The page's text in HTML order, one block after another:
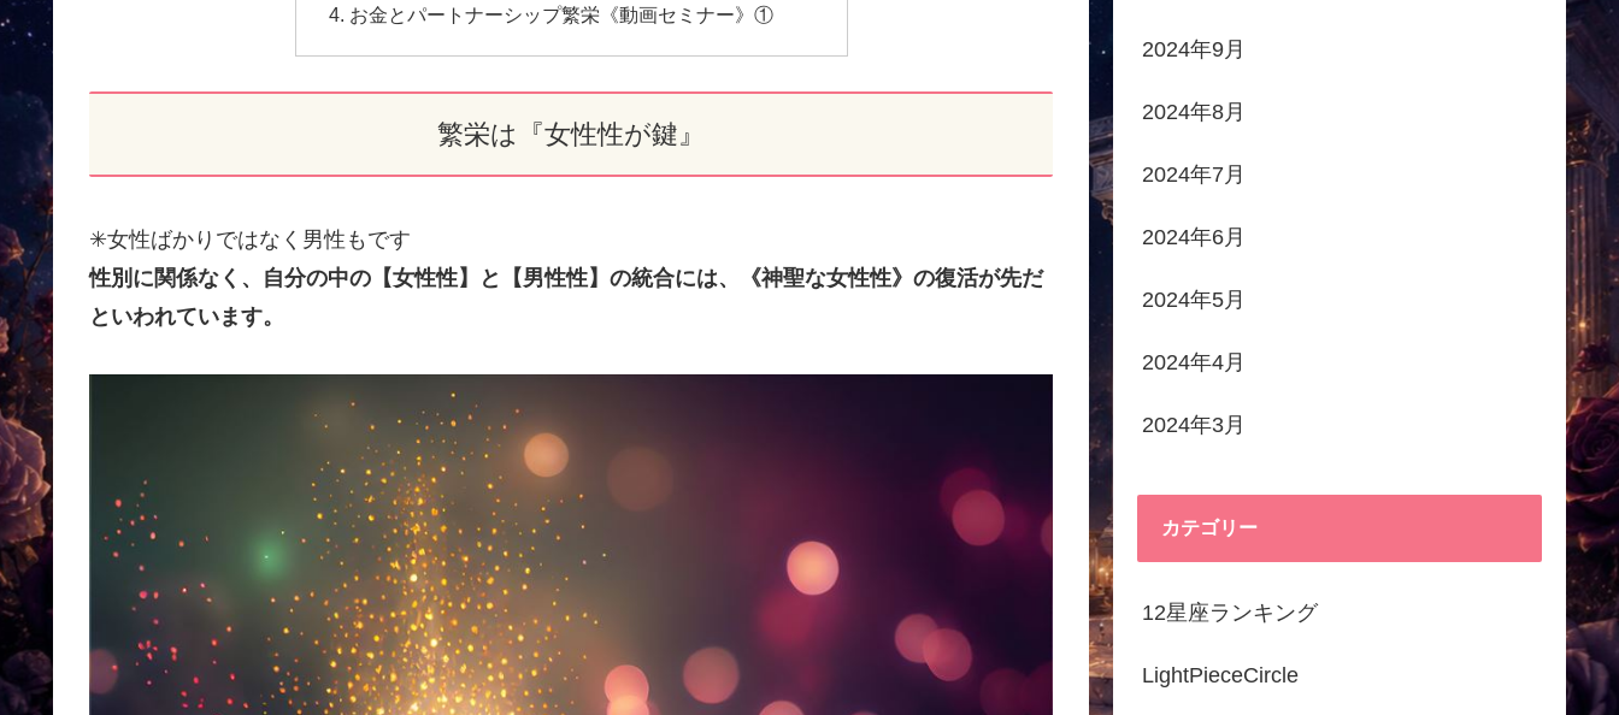
お金とパートナーシップ繁栄《動画セミナー》①
繁栄は『女性性が鍵』
✳女性ばかりではなく男性もです
性別に関係なく、自分の中の【女性性】と【男性性】の統合には、《神聖な女性性》の復活が先だ
といわれています。
2024年9月
2024年8月
2024年7月
2024年6月
2024年5月
2024年4月
2024年3月
カテゴリー
12星座ランキング
LightPieceCircle